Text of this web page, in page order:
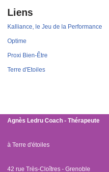
Liens
Kalliance, le Jeu de la Performance
Optime
Proxi Bien-Être
Terre d'Etoiles
Agnès Ledru Coach - Thérapeute
à Terre d'étoiles
42 rue Très-Cloîtres - Grenoble